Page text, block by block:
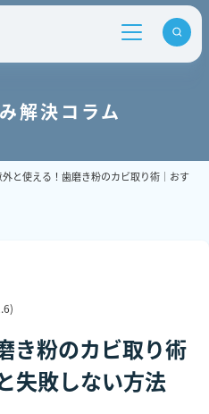
解決コラム
外と使える！歯磨き粉のカビ取り術｜おす
)
き粉のカビ取り術
失敗しない方法